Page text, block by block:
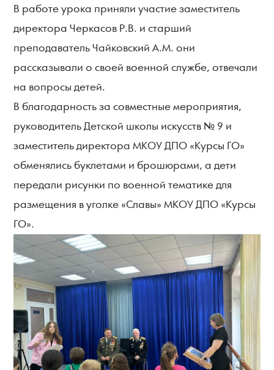
В работе урока приняли участие заместитель
директора Черкасов Р.В. и старший
преподаватель Чайковский А.М. они
рассказывали о своей военной службе, отвечали
на вопросы детей.
В благодарность за совместные мероприятия,
руководитель Детской школы искусств № 9 и
заместитель директора МКОУ ДПО «Курсы ГО»
обменялись буклетами и брошюрами, а дети
передали рисунки по военной тематике для
размещения в уголке «Славы» МКОУ ДПО «Курсы
ГО».